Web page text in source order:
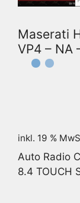
Maserati
VP4 – NA
inkl. 19 %
Auto Radio
8.4 TOUCH